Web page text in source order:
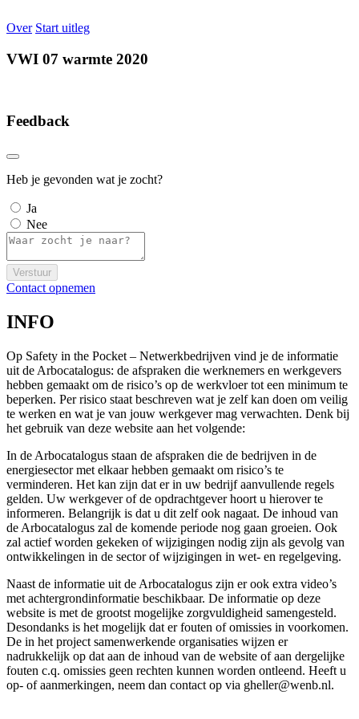
Over Start uitleg
VWI 07 warmte 2020
Feedback
Heb je gevonden wat je zocht?
Ja
Nee
Verstuur
Contact opnemen
INFO
Op Safety in the Pocket – Netwerkbedrijven vind je de informatie
uit de Arbocatalogus: de afspraken die werknemers en werkgevers
hebben gemaakt om de risico’s op de werkvloer tot een minimum te
beperken. Per risico staat beschreven wat je zelf kan doen om veilig
te werken en wat je van jouw werkgever mag verwachten. Denk bij
het gebruik van deze website aan het volgende:
In de Arbocatalogus staan de afspraken die de bedrijven in de
energiesector met elkaar hebben gemaakt om risico’s te
verminderen. Het kan zijn dat er in uw bedrijf aanvullende regels
gelden. Uw werkgever of de opdrachtgever hoort u hierover te
informeren. Belangrijk is dat u dit zelf ook nagaat. De inhoud van
de Arbocatalogus zal de komende periode nog gaan groeien. Ook
zal actief worden gekeken of wijzigingen nodig zijn als gevolg van
ontwikkelingen in de sector of wijzigingen in wet- en regelgeving.
Naast de informatie uit de Arbocatalogus zijn er ook extra video’s
met achtergrondinformatie beschikbaar. De informatie op deze
website is met de grootst mogelijke zorgvuldigheid samengesteld.
Desondanks is het mogelijk dat er fouten of omissies in voorkomen.
De in het project samenwerkende organisaties wijzen er
nadrukkelijk op dat aan de inhoud van de website of aan dergelijke
fouten c.q. omissies geen rechten kunnen worden ontleend. Heeft u
op- of aanmerkingen, neem dan contact op via gheller@wenb.nl.